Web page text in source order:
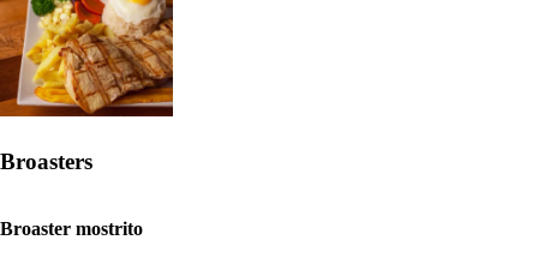
Broasters
Broaster mostrito